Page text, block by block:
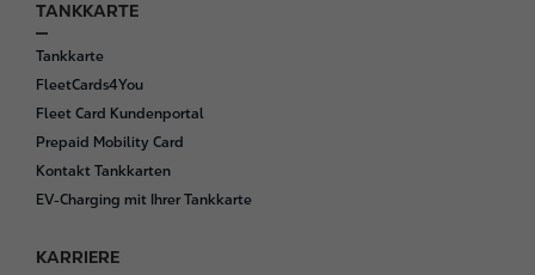
TANKKARTE
Tankkarte
FleetCards4You
Fleet Card Kundenportal
Prepaid Mobility Card
Kontakt Tankkarten
EV-Charging mit Ihrer Tankkarte
KARRIERE